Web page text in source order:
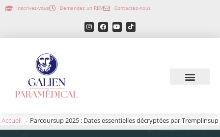
Inscrivez-vous Demandez un RDV Contactez-nous
Accueil Parcoursup 2025 : Dates essentielles décryptées par Tremplinsup